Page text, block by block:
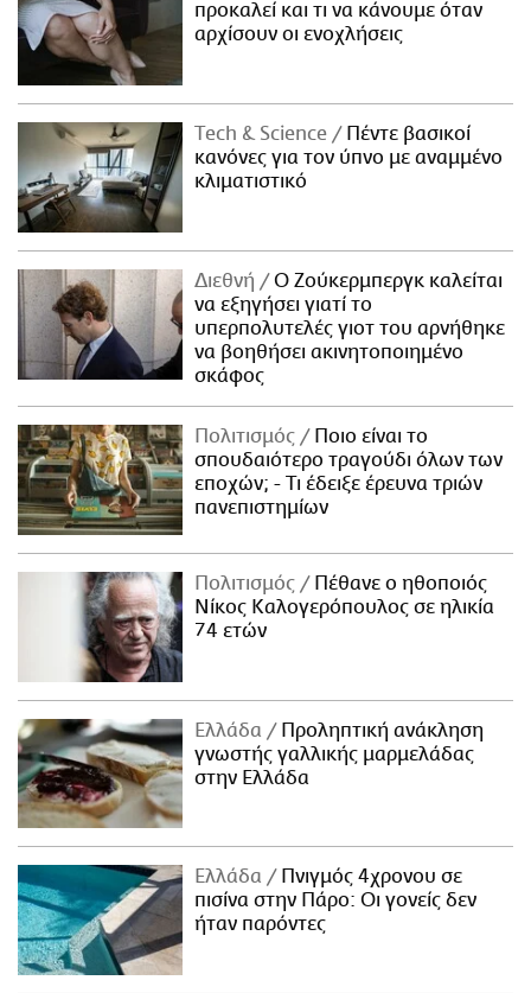
προκαλεί και τι να κάνουμε όταν
αρχίσουν οι ενοχλήσεις
Τech & Science
Πέντε βασικοί
κανόνες για τον ύπνο με αναμμένο
κλιματιστικό
Διεθνή
Ο Ζούκερμπεργκ καλείται
να εξηγήσει γιατί το
υπερπολυτελές γιοτ του αρνήθηκε
να βοηθήσει ακινητοποιημένο
σκάφος
Πολιτισμός
Ποιο είναι το
σπουδαιότερο τραγούδι όλων των
εποχών; - Τι έδειξε έρευνα τριών
πανεπιστημίων
Πολιτισμός
Πέθανε ο ηθοποιός
Νίκος Καλογερόπουλος σε ηλικία
74 ετών
Ελλάδα
Προληπτική ανάκληση
γνωστής γαλλικής μαρμελάδας
στην Ελλάδα
Ελλάδα
Πνιγμός 4χρονου σε
πισίνα στην Πάρο: Οι γονείς δεν
ήταν παρόντες